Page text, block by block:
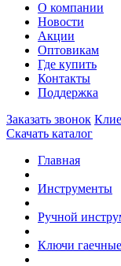
О компании
Новости
Акции
Оптовикам
Где купить
Контакты
Поддержка
Заказать звонок
Скачать каталог
Главная
Инструменты
Ручной
Ключи гаечные